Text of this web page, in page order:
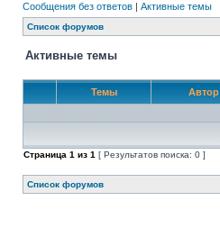
Сообщения без ответов | Активные темы
Список форумов
Активные темы
Темы Автор
Страница 1 из 1 [ Результатов поиска: 0 ]
Список форумов